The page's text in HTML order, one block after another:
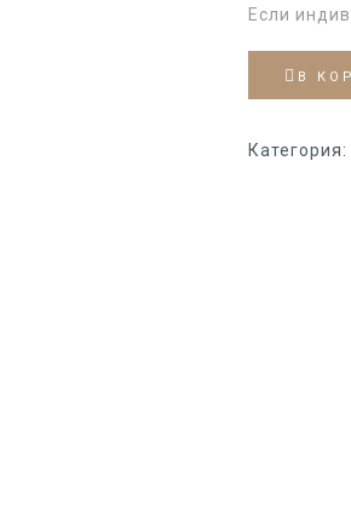
Если
В
Категория: